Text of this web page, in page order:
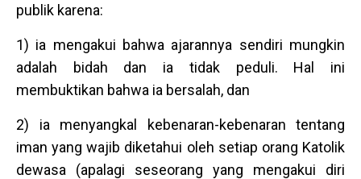
publik karena:
1) ia mengakui bahwa ajarannya sendiri mungkin
adalah bidah dan ia tidak peduli. Hal ini
membuktikan bahwa ia bersalah, dan
2) ia menyangkal kebenaran-kebenaran tentang
iman yang wajib diketahui oleh setiap orang Katolik
dewasa (apalagi seseorang yang mengakui diri